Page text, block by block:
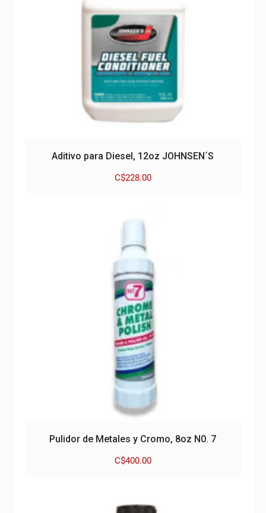
Aditivo para Diesel, 12oz JOHNSEN´S
C$228.00
Pulidor de Metales y Cromo, 8oz N0. 7
C$400.00